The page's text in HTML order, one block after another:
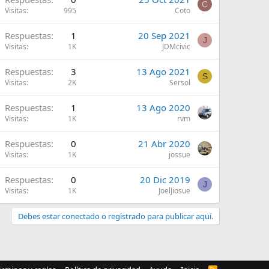
Visitas 995 Coto
C
Respuestas 1
Visitas 1K
20 Sep 2021
JDMcivic
J
Respuestas 3
Visitas 2K
13 Ago 2021
Sersol
S
Respuestas 1
Visitas 1K
13 Ago 2020
rvm
Respuestas 0
Visitas 1K
21 Abr 2020
jossue
Respuestas 0
Visitas 1K
20 Dic 2019
JoelJiosue
J
Debes estar conectado o registrado para publicar aquí.